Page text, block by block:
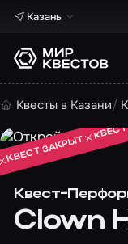
Казань
Квесты в Казани
Квест-
Clown
КВЕСТ ЗАКРЫТ